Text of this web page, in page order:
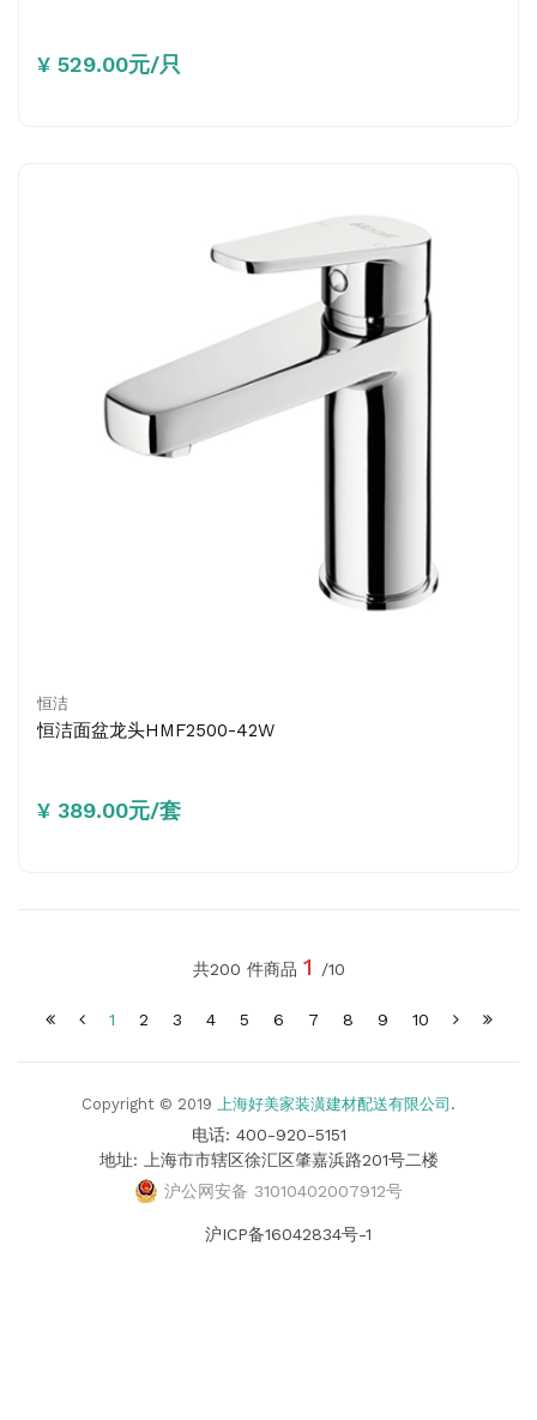
¥ 529.00元/只
恒洁
恒洁面盆龙头HMF2500-42W
¥ 389.00元/套
共200 件商品 1 /10
1 2 3 4 5 6 7 8 9 10
Copyright © 2019 上海好美家装潢建材配送有限公司 .
电话: 400-920-5151
地址: 上海市市辖区徐汇区肇嘉浜路201号二楼
沪公网安备 31010402007912号
沪ICP备16042834号-1